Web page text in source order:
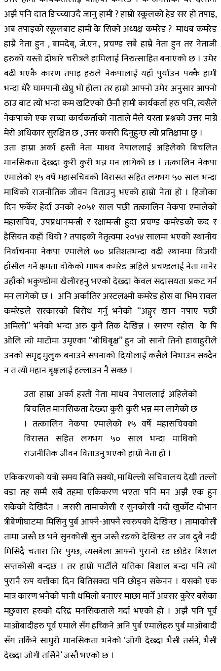
अझै पनि दात ङिच्च्याउदै जानु हामी ? हाम्रो स्कूलको हेड सर हो तपाइ,
अब तपाइको स्कूलबाट हामी के सिक्ने अध्यक्ष कमरेड ? माधब कमरेड
हाम्रै नेता हुन , बामदेब्, जे.एन., प्रचण्ड सबै हाम्रै नेता हुन तर नेताजी
हरुको यस्तो दोधारे चरीत्रले हामिलाई निरुत्साहित बनाएको छ । उमेर
बढी भएकै कारण तपाइ हरुले नेकपालाई यहाँ पुर्याउन पक्कै हामी
भन्दा धेरै घामपानी खेप्नु भो होला तर हाम्रो आफ्नो उमेर अनुसार आफ्नो
ठाउ बाट त्यो भन्दा कम खटिएको छैनौ हामी कार्यकर्ता हरु पनि, त्यसैले
नेकपाको एक सच्चा कार्यकर्ताको नाताले मैले यस्ता प्रश्नको उत्तर माग्ने
मेरो अधिकार सुरक्षित छ , उत्तर कसरी दिनुहुन्छ त्यो प्रतिक्षामा छु ।
उता हाम्रा अर्का हस्ती नेता माधव नेपाललाई अहिलेको बिचलित
मानसिकता देख्दा कुरी कुरी भन्न मन लागेको छ । तत्कालिन नेकपा
एमालेको १५ वर्षे महासचिवको विरासत सहित लगभग ५० साल भन्दा
माथिको राजनीतिक जीवन विताउनु भएको हाम्रो नेता हो । हिजोका
दिन फर्केर हेर्दा उनको २०५१ साल पछी तत्कालिन नेकपा एमालेको
महासचिव, उपप्रधानमन्त्री र रक्षामन्त्री हुदा प्रचण्ड कमरेडको कद र
हैसियत कहाँ थियो ? तपाइको नेतृत्वमा २०५४ सालमा भएको स्थानीय
निर्वाचनमा नेकपा एमालेले ७० प्रतिशतभन्दा वढी स्थानमा विजयी
हाँसील गर्ने क्षमता वोकेको माधब कमरेड अहिले प्रचण्डलाई नेता मानेर
उहाँको भकुण्डोमा खेलीरहनु भएको देख्दा केवल सदासयता प्रकट गर्न
मन लागेको छ । अनि अर्कातिर अस्टलक्ष्मी कमरेड होस वा भिम रावल
कमरेडले सरकारको बिरोध गर्नु भनेको “अङ्गुर खान नपाए पछी
अमिलो” भनेको भन्दा अरु कुनै तिक देखिन्न । स्मरण रहोस के पि
ओलि त्यो माटोमा उमृएका “बोधिबृक्ष” हुन जो सानो तिनो हावाहुरीले
उनको समृद्द मुलुक बनाउने सपनाको दियोलाई कसैले निभाउन सक्दैन
न त त्यो महान बृक्षलाई हल्लाउन नै सक्छ ।
उता हाम्रा अर्का हस्ती नेता माधव नेपाललाई अहिलेको
बिचलित मानसिकता देख्दा कुरी कुरी भन्न मन लागेको छ
। तत्कालिन नेकपा एमालेको १५ वर्षे महासचिवको
विरासत सहित लगभग ५० साल भन्दा माथिको
राजनीतिक जीवन विताउनु भएको हाम्रो नेता हो ।
एकिकरणको यत्रो समय बिति सक्यो, माथिल्लो सचिवालय देखी तल्लो
वडा तह सम्मै सबै तहमा एकिकरण भएता पनि मन अझै एक हुन
सकेको देखिदैन । जसरी तामाकोसी र सुनकोसी नदी खुर्कोट दोभान
त्रीबेणीघाटमा मिसिनु पुर्ब आफ्नै-आफ्नै स्वरुपको देखिन्छ । तामाकोसी
तामा जस्तै छ भने सुनकोसी सुन जस्तै रङको देखिन्छ तर जव दुबै नदी
मिसिदै चतारा तिर पुग्छ, त्यसबेला आफ्नो पुरानो रङ छोडेर बिशाल
सप्तकोसी बन्दछ । तर हाम्रो पार्टीले यत्तिका बिशाल बन्दा पनि त्यो
पुरानै रुप यत्तीका दिन बितिसक्दा पनि छोड्न सकेनन । यसको एक
मात्र कारण भनेको पानी धमिलो बनाएर माछा मार्ने अवसर कुरेर बसेका
मछुवारा हरुको दरिद्र मनसिकताले गर्दा भएको हो । अझै पनि पूर्व
माओबादीहरु पूर्व एमाले सँग हच्किने अनि पुर्ब एमालेहरु पुर्ब माओबादी
सँग तर्किने साघुरो मानसिकता भनेको ‘जोगी देख्दा भैसी तर्सने, भैसी
देख्दा जोगी तर्सिने’ जस्तै भएको छ ।